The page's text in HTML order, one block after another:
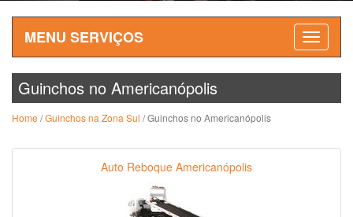
MENU SERVIÇOS
Guinchos no Americanópolis
Home /Guinchos na Zona Sul / Guinchos no Americanópolis
Auto Reboque Americanópolis